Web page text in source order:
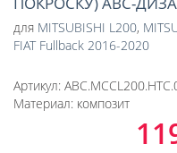
для MITSUBISHI L200,
FIAT Fullback 2016-2020
Артикул:
Материал: композит